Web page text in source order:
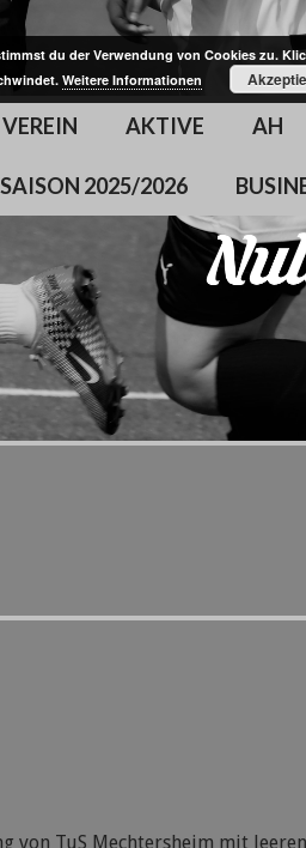
VEREIN AKTIVE AH
2025/2026
von TuS Mechtersheim mit leeren
du der Verwendung von Cookies zu.
Weitere Informationen